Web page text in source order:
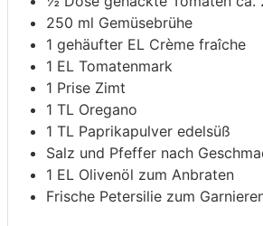
250 ml Gemüsebrühe
1 gehäufter EL Crème fraîche
1 EL Tomatenmark
1 Prise Zimt
1 TL Oregano
1 TL Paprikapulver edelsüß
Salz und Pfeffer nach
1 EL Olivenöl zum Anbraten
Frische Petersilie zum